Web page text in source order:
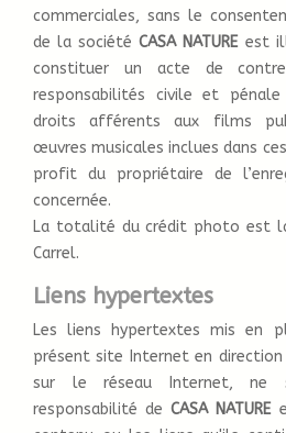
commerciales, sans le
de la sociétéCASA NATUREest
constituer un acte de
responsabilités civile et
droits afférents aux films
œuvres musicales inclues dans
profit du propriétaire de
concernée.
La totalité du crédit photo est
Carrel.
Liens hypertextes
Les liens hypertextes mis en
présent site Internet en
sur le réseau Internet, ne
responsabilité deCASA NATURE